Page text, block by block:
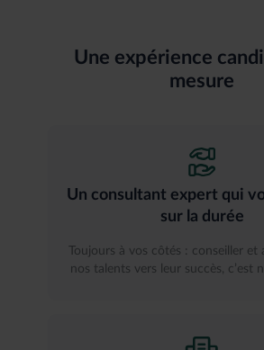
Une expérience
mesure
Un consultant expert qui
sur la durée
Toujours à vos côtés : conseiller et
nos talents vers leur succès, c’est